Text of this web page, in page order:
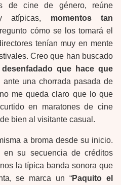
de cine de género, reúne
atípicas, momentos tan
cómo se los tomará el
tenían muy en mente
Creo que han buscado
que hace que
ante una chorrada pasada de
me queda claro que lo que
en maratones de cine
bien al visitante casual.
a broma desde su inicio.
su secuencia de créditos
la típica banda sonora que
se marca un “Paquito el